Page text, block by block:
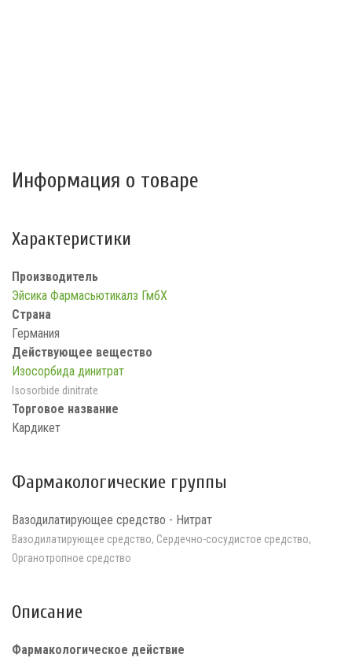
Информация о товаре
Характеристики
Производитель
Эйсика Фармасьютикалз ГмбХ
Страна
Германия
Действующее вещество
Изосорбида динитрат
Isosorbide dinitrate
Торговое название
Кардикет
Фармакологические группы
Вазодилатирующее средство - Нитрат
Вазодилатирующее средство, Сердечно-сосудистое средство,
Органотропное средство
Описание
Фармакологическое действие